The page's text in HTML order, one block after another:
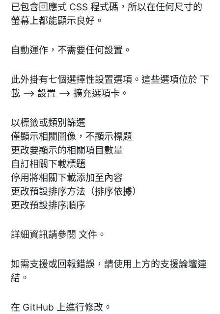
已包含回應式 CSS 程式碼，所以在任何尺寸的
螢幕上都能顯示良好。
自動運作，不需要任何設置。
此外掛有七個選擇性設置選項。這些選項位於 下
載 --> 設置 --> 擴充選項卡。
以標籤或類別篩選
僅顯示相關圖像，不顯示標題
更改要顯示的相關項目數量
自訂相關下載標題
停用將相關下載添加至內容
更改預設排序方法（排序依據）
更改預設排序順序
詳細資訊請參閱 文件。
如需支援或回報錯誤，請使用上方的支援論壇連
結。
在 GitHub 上進行修改。